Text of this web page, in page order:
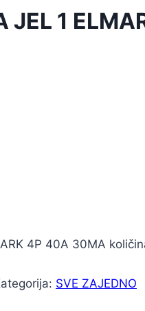
JEL 1
4P 40A 30MA
SVE ZAJEDNO